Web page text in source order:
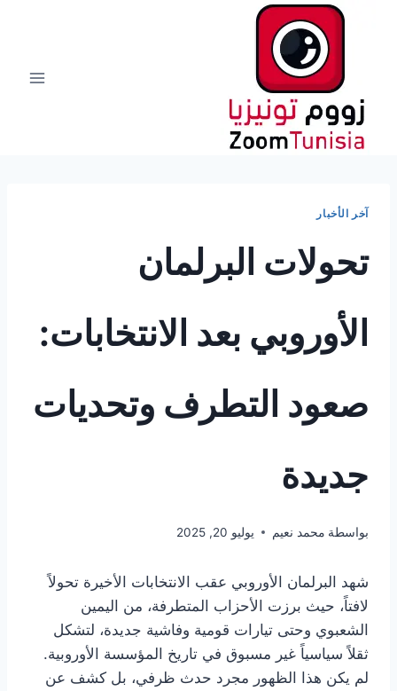
آخر الأخبار
تحولات البرلمان
الأوروبي بعد الانتخابات:
صعود التطرف وتحديات
جديدة
بواسطة محمد نعيم يوليو 20, 2025
شهد البرلمان الأوروبي عقب الانتخابات الأخيرة تحولاً
لافتاً، حيث برزت الأحزاب المتطرفة، من اليمين
الشعبوي وحتى تيارات قومية وفاشية جديدة، لتشكل
ثقلاً سياسياً غير مسبوق في تاريخ المؤسسة الأوروبية.
لم يكن هذا الظهور مجرد حدث ظرفي، بل كشف عن